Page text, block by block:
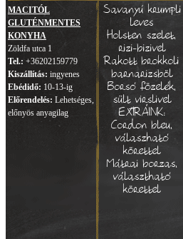
MACITÓL
GLUTÉNMENTES
KONYHA
Zöldfa utca 1
Tel.: +36202159779
Kiszállítás: ingyenes
Ebédidő: 10-13-ig
Előrendelés: Lehetséges,
előnyös anyagilag
Savanyú krumpli
leves
Holsten szelet,
rizi-bizivel
Rakott brokkoli
barnarizsböl
Borsó fözelék,
sült virslivel
EXTRÁINK:
Cordon bleu,
válaszható
körettel
Mátrai borzas,
választható
körettel